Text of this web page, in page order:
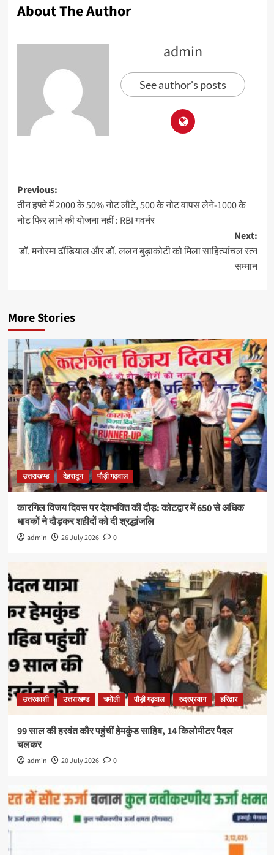
About The Author
admin
See author's posts
Previous:
तीन हफ्ते में 2000 के 50% नोट लौटे, 500 के नोट वापस लेने-1000 के
नोट फिर लाने की योजना नहीं : RBI गवर्नर
Next:
डॉ. मनोरमा ढौंडियाल और डॉ. ललन बुड़ाकोटी को मिला साहित्यांचल रत्न
सम्मान
More Stories
उत्तराखण्ड देहरादून पौड़ी गढ़वाल
कारगिल विजय दिवस पर देशभक्ति की दौड़: कोटद्वार में 650 से अधिक
धावकों ने दौड़कर शहीदों को दी श्रद्धांजलि
admin 26 July 2026 0
उत्तरकाशी उत्तराखण्ड चमोली पौड़ी गढ़वाल रुद्रप्रयाग हरिद्वार
99 साल की हरवंत कौर पहुंचीं हेमकुंड साहिब, 14 किलोमीटर पैदल
चलकर
admin 20 July 2026 0